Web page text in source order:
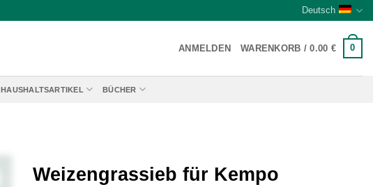
Deutsch
ANMELDEN WARENKORB /0.00 € 0
HAUSHALTSARTIKEL BÜCHER
Weizengrassieb für Kempo